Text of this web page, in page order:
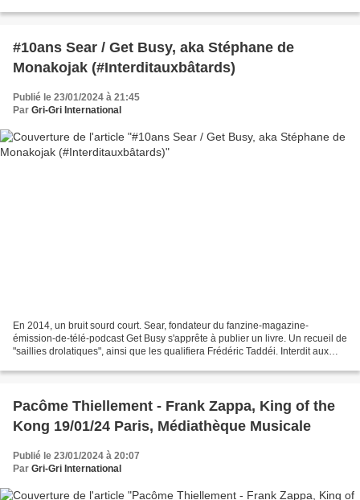
#10ans Sear / Get Busy, aka Stéphane de
Monakojak (#Interditauxbâtards)
Publié le 23/01/2024 à 21:45
Par Gri-Gri International
En 2014, un bruit sourd court. Sear, fondateur du fanzine-magazine-
émission-de-télé-podcast Get Busy s'apprête à publier un livre. Un recueil de
"saillies drolatiques", ainsi que les qualifiera Frédéric Taddéi. Interdit aux
Pacôme Thiellement - Frank Zappa, King of the
Kong 19/01/24 Paris, Médiathèque Musicale
Publié le 23/01/2024 à 20:07
Par Gri-Gri International